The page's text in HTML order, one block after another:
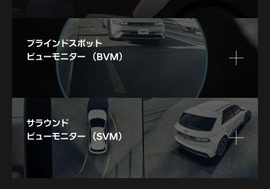
ブラインドスポット
ビューモニター （BVM）
サラウンド
ビューモニター （SVM）